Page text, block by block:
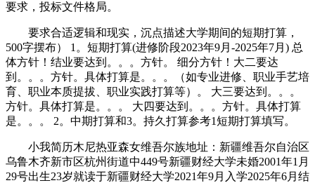
要求，投标文件格局。
要求合适逻辑和现实，沉点描述大学期间的短期打算，
500字摆布） 1。短期打算(进修阶段2023年9月-2025年7月) 总
体方针！结业要达到。。。方针。 细分方针！大二要达
到。。。方针。具体打算是。。。（如专业进修、职业手艺培
育、职业本质提拔、职业实践打算等）。 大三要达到。。。
方针。具体打算是。。。 大四要达到。。。方针。具体打算
是。。。 2。中期打算和3。持久打算参考1短期打算填写。
小我简历木尼热亚森女维吾尔族地址：新疆维吾尔自治区
乌鲁木齐新市区杭州街道中449号新疆财经大学未婚2001年1月
29号出生23岁就读于新疆财经大学2021年9月入学2025年6月结